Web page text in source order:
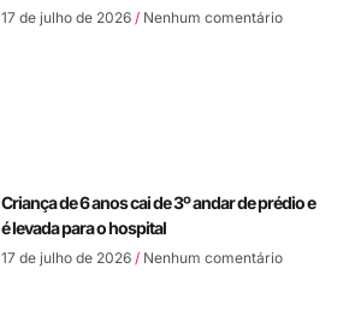
17 de julho de 2026 Nenhum comentário
Criança de 6 anos cai de 3º andar de prédio e
é levada para o hospital
17 de julho de 2026 Nenhum comentário